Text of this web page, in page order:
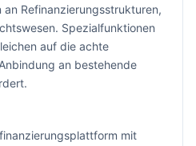
Refinanzierungsstrukturen,
Spezialfunktionen
auf die achte
an bestehende
mit